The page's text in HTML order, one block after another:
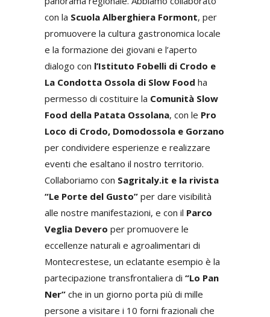
con la Scuola Alberghiera Formont, per
promuovere la cultura gastronomica locale
e la formazione dei giovani e l’aperto
dialogo con l’Istituto Fobelli di Crodo e
La Condotta Ossola di Slow Food ha
permesso di costituire la Comunità Slow
Food della Patata Ossolana, con le Pro
Loco di Crodo, Domodossola e Gorzano
per condividere esperienze e realizzare
eventi che esaltano il nostro territorio.
Collaboriamo con Sagritaly.it e la rivista
“Le Porte del Gusto” per dare visibilità
alle nostre manifestazioni, e con il Parco
Veglia Devero per promuovere le
eccellenze naturali e agroalimentari di
Montecrestese, un eclatante esempio è la
partecipazione transfrontaliera di “Lo Pan
Ner” che in un giorno porta più di mille
persone a visitare i 10 forni frazionali che